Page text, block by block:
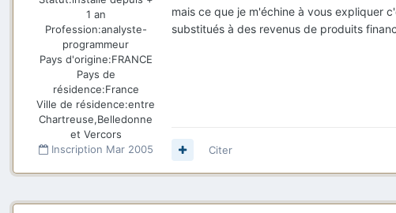
1 an
Profession:analyste-
programmeur
Pays d'origine:FRANCE
Pays de
résidence:France
Ville de résidence:entre
Chartreuse,Belledonne
et Vercors
Inscription Mar 2005
mais ce que je m'échine à vous expliquer
substitués à des revenus de produits
Citer